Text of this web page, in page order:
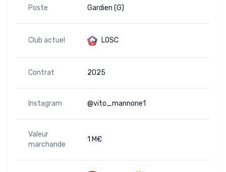
Poste Gardien (G)
Club actuel LOSC
Contrat 2025
Instagram @vito_mannone1
Valeur
marchande
1 M€